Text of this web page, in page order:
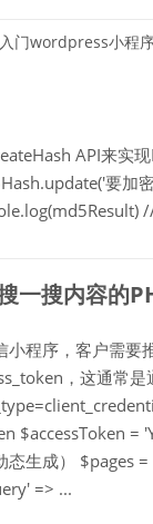
门wordpress小程序
API来实
要加
一搜内容的
程序，客户需
，这通常是
=
态生成）
=> ...